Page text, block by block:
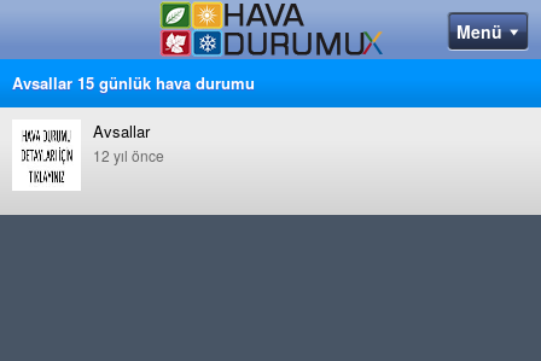
Avsallar 15 günlük hava durumu
Avsallar
12 yıl önce